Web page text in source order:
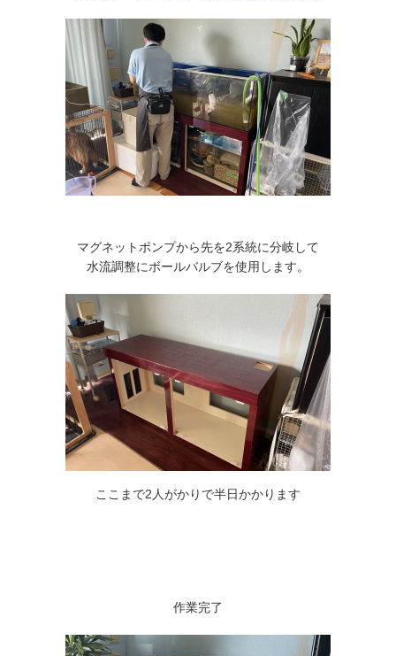
マグネットポンプから先を2系統に分岐して
水流調整にボールバルブを使用します。
ここまで2人がかりで半日かかります
作業完了